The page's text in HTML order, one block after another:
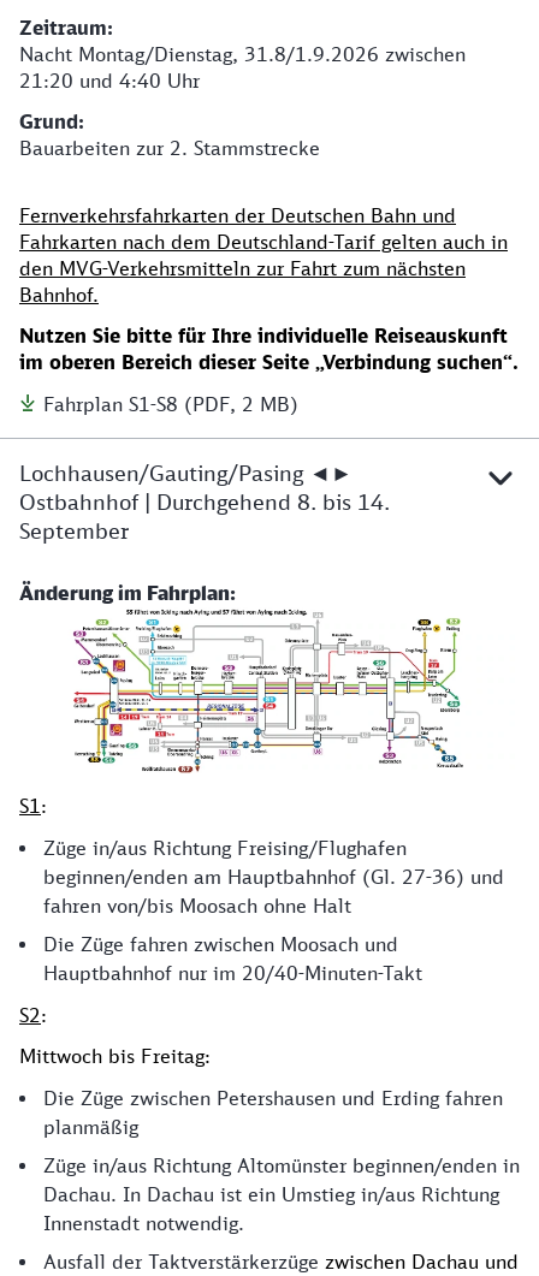
​​​​​​​Zeitraum:
Nacht Montag/Dienstag, 31.8/1.9.2026 zwischen
21:20 und 4:40 Uhr
Grund:
Bauarbeiten zur 2. Stammstrecke
Fernverkehrsfahrkarten der Deutschen Bahn und
Fahrkarten nach dem Deutschland-Tarif gelten auch in
den MVG-Verkehrsmitteln zur Fahrt zum nächsten
Bahnhof.
Nutzen Sie bitte für Ihre individuelle Reiseauskunft
im oberen Bereich dieser Seite „Verbindung suchen“.
Fahrplan S1-S8 (PDF, 2 MB)
Lochhausen/Gauting/Pasing ◄►
Ostbahnhof | Durchgehend 8. bis 14.
September
Änderung im Fahrplan:
S1:
Züge in/aus Richtung Freising/Flughafen
beginnen/enden am Hauptbahnhof (Gl. 27-36) und
fahren von/bis Moosach ohne Halt
Die Züge fahren zwischen Moosach und
Hauptbahnhof nur im 20/40-Minuten-Takt
S2:
Mittwoch bis Freitag:
Die Züge zwischen Petershausen und Erding fahren
planmäßig
Züge in/aus Richtung Altomünster beginnen/enden in
Dachau. In Dachau ist ein Umstieg in/aus Richtung
Innenstadt notwendig.
Ausfall der Taktverstärkerzüge zwischen Dachau und